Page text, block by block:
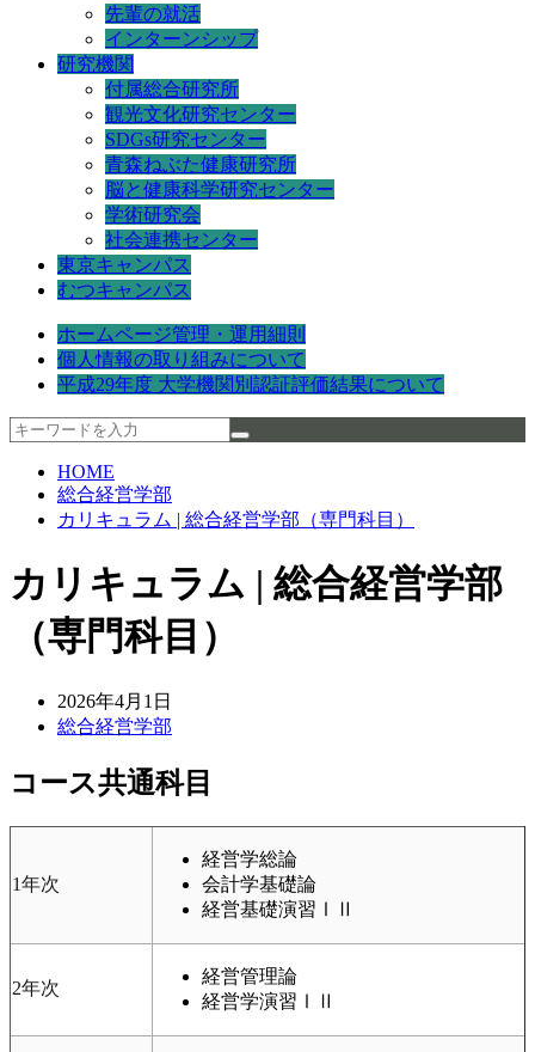
先輩の就活
インターンシップ
研究機関
付属総合研究所
観光文化研究センター
SDGs研究センター
青森ねぶた健康研究所
脳と健康科学研究センター
学術研究会
社会連携センター
東京キャンパス
むつキャンパス
ホームページ管理・運用細則
個人情報の取り組みについて
平成29年度 大学機関別認証評価結果について
HOME
総合経営学部
カリキュラム | 総合経営学部（専門科目）
カリキュラム | 総合経営学部
（専門科目）
2026年4月1日
総合経営学部
コース共通科目
1年次
経営学総論
会計学基礎論
経営基礎演習ⅠⅡ
2年次
経営管理論
経営学演習ⅠⅡ